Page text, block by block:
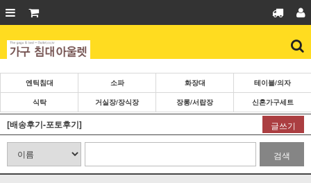
엔틱침대 소파 화장대
테이블/의자
식탁
거실장/장식장 장롱/서랍장 신혼가구세트
[배송후기-포토후기] 글쓰기
검색